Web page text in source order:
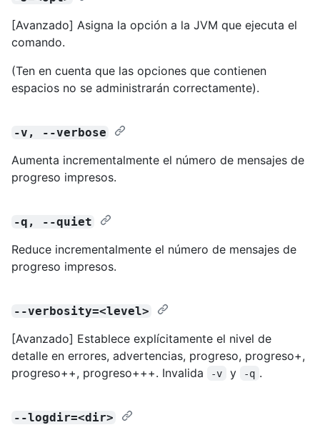
[Avanzado] Asigna la opción a la JVM que ejecuta el
comando.
(Ten en cuenta que las opciones que contienen
espacios no se administrarán correctamente).
-v, --verbose
Aumenta incrementalmente el número de mensajes de
progreso impresos.
-q, --quiet
Reduce incrementalmente el número de mensajes de
progreso impresos.
--verbosity=<level>
[Avanzado] Establece explícitamente el nivel de
detalle en errores, advertencias, progreso, progreso+,
progreso++, progreso+++. Invalida
-v y -q .
--logdir=<dir>